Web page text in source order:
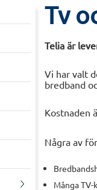
Tv
Telia är
Vi har valt
bredband
Kostnaden
Några av
Många